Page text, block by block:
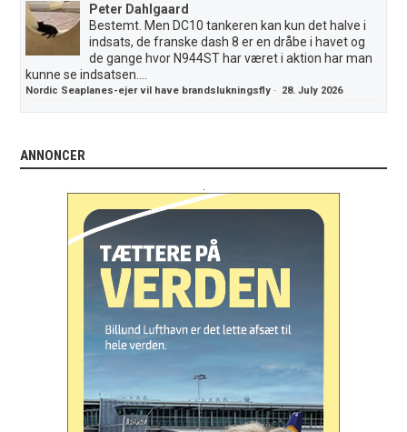
Peter Dahlgaard
Bestemt. Men DC10 tankeren kan kun det halve i
indsats, de franske dash 8 er en dråbe i havet og
de gange hvor N944ST har været i aktion har man
kunne se indsatsen....
Nordic Seaplanes-ejer vil have brandslukningsfly · 28. July 2026
ANNONCER